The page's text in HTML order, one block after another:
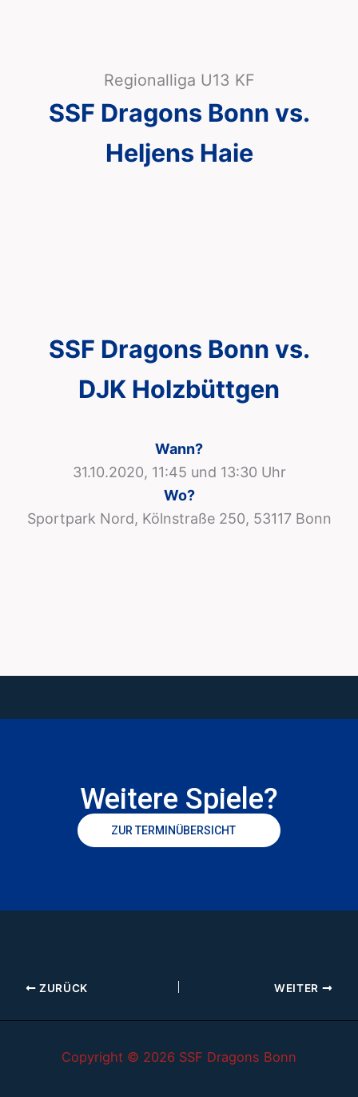
Regionalliga U13 KF
SSF Dragons Bonn vs.
Heljens Haie
SSF Dragons Bonn vs.
DJK Holzbüttgen
Wann?
31.10.2020, 11:45 und 13:30 Uhr
Wo?
Sportpark Nord, Kölnstraße 250, 53117 Bonn
Weitere Spiele?
ZUR TERMINÜBERSICHT
ZURÜCK WEITER
Copyright © 2026 SSF Dragons Bonn